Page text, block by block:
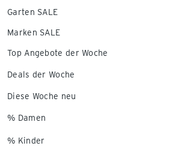
Garten SALE
Marken SALE
Top Angebote der Woche
Deals der Woche
Diese Woche neu
% Damen
% Kinder